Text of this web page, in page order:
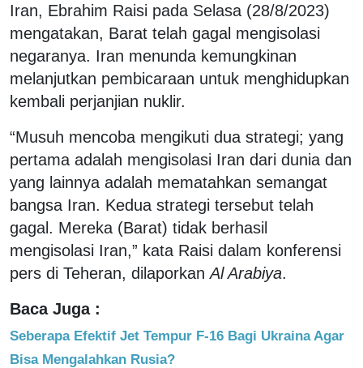
Iran, Ebrahim Raisi pada Selasa (28/8/2023)
mengatakan, Barat telah gagal mengisolasi
negaranya. Iran menunda kemungkinan
melanjutkan pembicaraan untuk menghidupkan
kembali perjanjian nuklir.
“Musuh mencoba mengikuti dua strategi; yang
pertama adalah mengisolasi Iran dari dunia dan
yang lainnya adalah mematahkan semangat
bangsa Iran. Kedua strategi tersebut telah
gagal. Mereka (Barat) tidak berhasil
mengisolasi Iran,” kata Raisi dalam konferensi
pers di Teheran, dilaporkanAl Arabiya.
Baca Juga :
Seberapa Efektif Jet Tempur F-16 Bagi Ukraina Agar
Bisa Mengalahkan Rusia?